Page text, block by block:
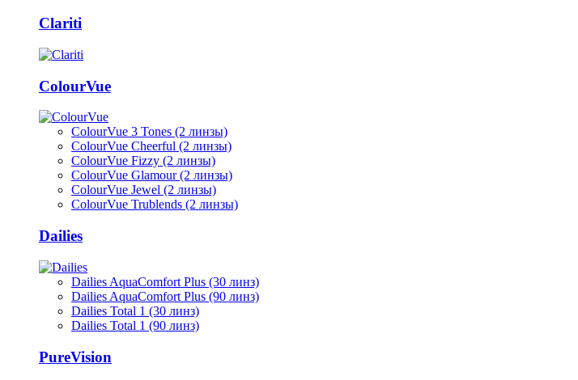
Clariti
ColourVue
ColourVue 3 Tones (2 линзы)
ColourVue Cheerful (2 линзы)
ColourVue Fizzy (2 линзы)
ColourVue Glamour (2 линзы)
ColourVue Jewel (2 линзы)
ColourVue Trublends (2 линзы)
Dailies
Dailies AquaComfort Plus (30 линз)
Dailies AquaComfort Plus (90 линз)
Dailies Total 1 (30 линз)
Dailies Total 1 (90 линз)
PureVision